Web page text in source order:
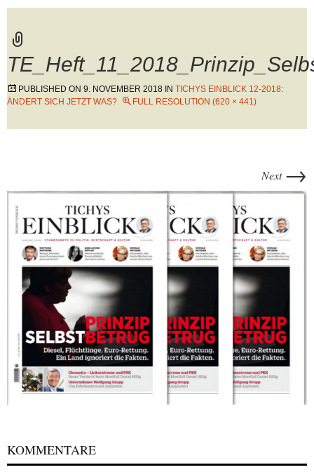
PUBLISHED ON 9. NOVEMBER 2018 IN TICHYS EINBLICK 12-2018:
ÄNDERT SICH JETZT WAS?
FULL RESOLUTION (620 × 441)
Next →
KOMMENTARE